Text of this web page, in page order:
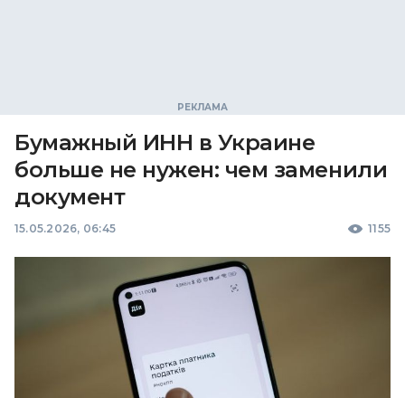
Бумажный ИНН в Украине
больше не нужен: чем заменили
документ
15.05.2026, 06:45 1155